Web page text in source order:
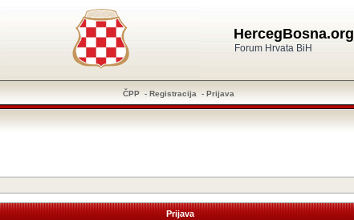
HercegBosna.org
Forum Hrvata BiH
ČPP - Registracija - Prijava
Prijava